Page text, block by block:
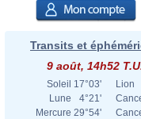
Transits et
9 août, 14h52
Soleil 17°03'
Lion
Lune
4°21'
Mercure 29°54'